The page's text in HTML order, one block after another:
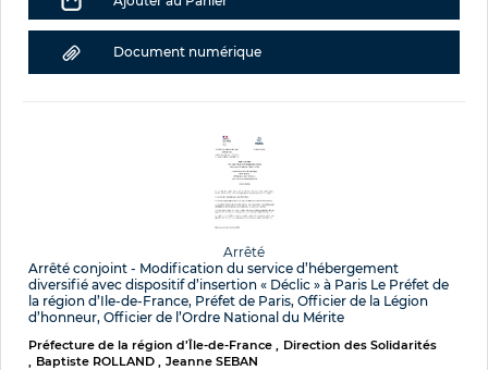
Document numérique
Arrêté
Arrêté conjoint - Modification du service d’hébergement
diversifié avec dispositif d’insertion « Déclic » à Paris Le Préfet de
la région d’Ile-de-France, Préfet de Paris, Officier de la Légion
d’honneur, Officier de l’Ordre National du Mérite
Préfecture de la région d’Île-de-France
Direction des Solidarités
Baptiste ROLLAND
Jeanne SEBAN